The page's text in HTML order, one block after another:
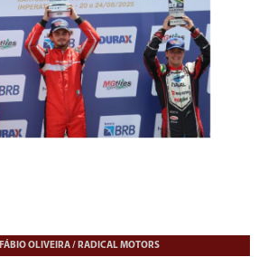
FÁBIO OLIVEIRA / RADICAL MOTORS